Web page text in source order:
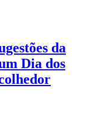
da
Dia dos